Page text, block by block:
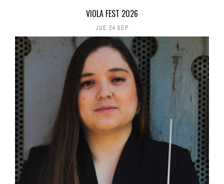
VIOLA FEST 2026
JUE 24 SEP